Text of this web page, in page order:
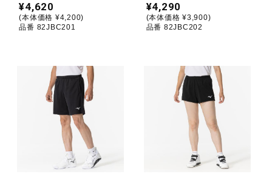
ワーキング
ライフスタイルグッズ
インナー
¥4,620
(本体価格 ¥4,200)
品番 82JBC201
¥4,290
(本体価格 ¥3,900)
品番 82JBC202